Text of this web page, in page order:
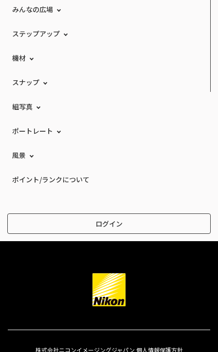
みんなの広場
ステップアップ
機材
スナップ
組写真
ポートレート
風景
ポイント/ランクについて
ログイン
株式会社ニコンイメージングジャパン 個人情報保護方針